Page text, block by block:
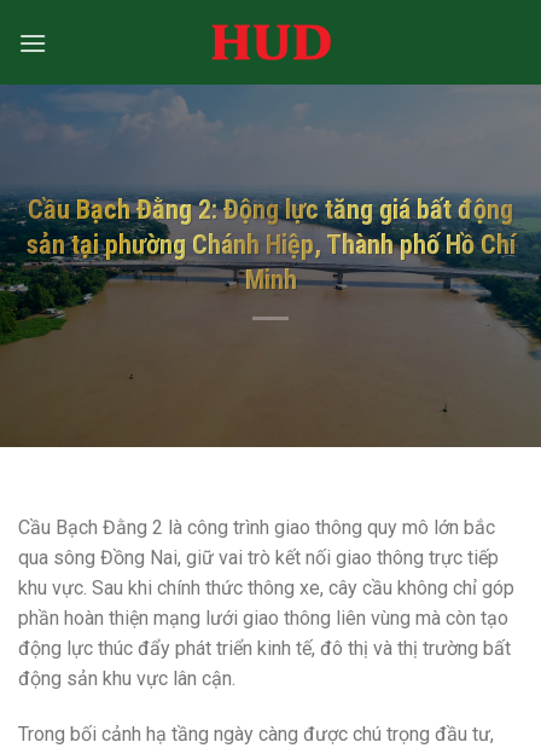
qua
dung
Cầu Bạch Đằng 2: Động lực tăng giá bất động
sản tại phường Chánh Hiệp, Thành phố Hồ Chí
Minh
Cầu Bạch Đằng 2 là công trình giao thông quy mô lớn bắc
qua sông Đồng Nai, giữ vai trò kết nối giao thông trực tiếp
khu vực. Sau khi chính thức thông xe, cây cầu không chỉ góp
phần hoàn thiện mạng lưới giao thông liên vùng mà còn tạo
động lực thúc đẩy phát triển kinh tế, đô thị và thị trường bất
động sản khu vực lân cận.
Trong bối cảnh hạ tầng ngày càng được chú trọng đầu tư,